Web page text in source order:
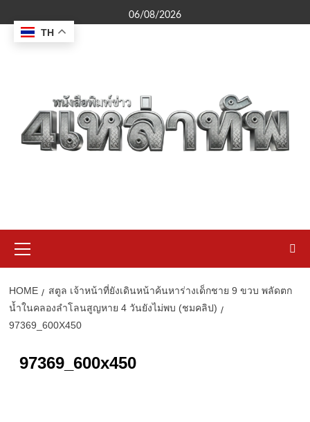
to
content
06/08/2026
Menu
HOME
สตูล เจ้าหน้าที่ยังเดินหน้าค้นหาร่างเด็กชาย 9 ขวบ พลัดตก
น้ำในคลองลำโลนสูญหาย 4 วันยังไม่พบ (ชมคลิป)
97369_600X450
97369_600x450
TH